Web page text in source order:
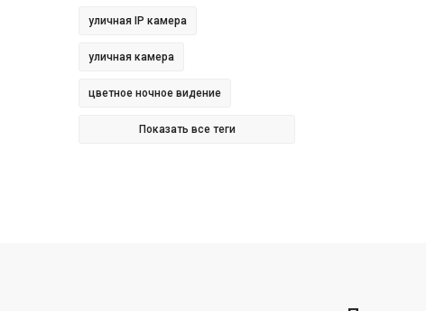
уличная IP камера
уличная камера
цветное ночное видение
Показать все теги